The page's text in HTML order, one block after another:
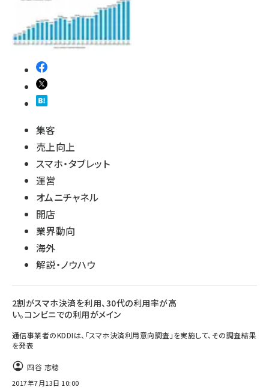
集客
売上向上
スマホ・タブレット
運営
オムニチャネル
開店
業界動向
海外
解説・ノウハウ
2割がスマホ決済を利用、30代の利用率が高
い。コンビニでの利用がメイン
通信事業者のKDDIは、「スマホ決済利用意向調査」を実施して、その調査結果
を発表
四谷 志穂
2017年7月13日 10:00